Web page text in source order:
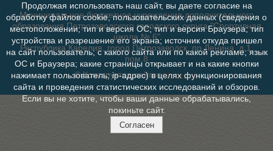
Муниципальное бюджетное учреждение дополнительного
образования Петрозаводского городского округа "Спортивная
школа № 6"
Республика Карелия, город Петрозаводск, пр.Ленина, д.1,
пом.8
© Конструктор сайтовNubex.ru
Продолжая использовать наш сайт, вы даете согласие на
обработку файлов cookie, пользовательских данных (сведения о
местоположении; тип и версия ОС; тип и версия Браузера; тип
устройства и разрешение его экрана; источник откуда пришел
на сайт пользователь; с какого сайта или по какой рекламе; язык
ОС и Браузера; какие страницы открывает и на какие кнопки
нажимает пользователь; ip-адрес) в целях функционирования
сайта и проведения статистических исследований и обзоров.
Если вы не хотите, чтобы ваши данные обрабатывались,
покиньте сайт.
Согласен